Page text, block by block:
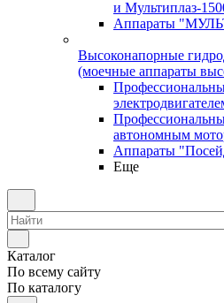
и Мультиплаз-
Аппараты
Высоконапорные
(моечные аппараты
автономным
Аппараты
Еще
Каталог
По всему сайту
По каталогу